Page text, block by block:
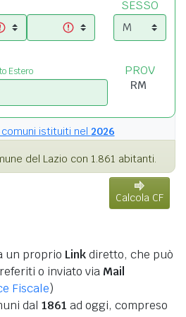
SESSO
Estero PROV
comuni istituiti nel 2026
del Lazio con 1.861 abitanti.
Calcola CF
un proprio Linkdiretto, che può
o inviato via Mail
Fiscale)
dal 1861 ad oggi, compreso